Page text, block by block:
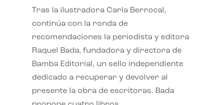
Tras la ilustradora Carla Berrocal,
continúa con la ronda de
recomendaciones la periodista y editora
Raquel Bada, fundadora y directora de
Bamba Editorial, un sello independiente
dedicado a recuperar y devolver al
presente la obra de escritoras. Bada